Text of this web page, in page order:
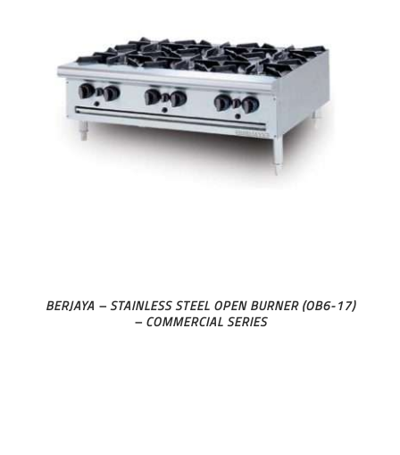
BERJAYA – STAINLESS STEEL OPEN BURNER (OB6-17)
– COMMERCIAL SERIES